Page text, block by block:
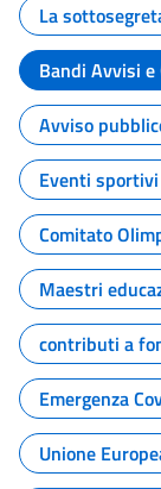
La
Bandi Avvisi
Avviso
Eventi
Comitato
Maestri
contributi a
Emergenza
Unione